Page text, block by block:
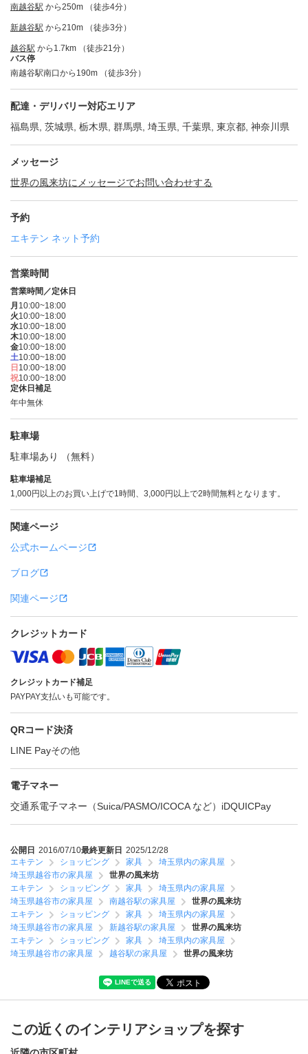
南越谷駅 から250m （徒歩4分）
新越谷駅 から210m （徒歩3分）
越谷駅 から1.7km （徒歩21分）
バス停
南越谷駅南口から190m （徒歩3分）
配達・デリバリー対応エリア
福島県, 茨城県, 栃木県, 群馬県, 埼玉県, 千葉県, 東京都, 神奈川県
メッセージ
世界の風来坊にメッセージでお問い合わせする
予約
エキテン ネット予約
営業時間
営業時間／定休日
月 10:00~18:00
火10:00~18:00
水10:00~18:00
木10:00~18:00
金10:00~18:00
土10:00~18:00
日 10:00~18:00
祝10:00~18:00
定休日補足
年中無休
駐車場
駐車場あり （無料）
駐車場補足
1,000円以上のお買い上げで1時間、3,000円以上で2時間無料となります。
関連ページ
公式ホームページ
ブログ
関連ページ
クレジットカード
クレジットカード補足
PAYPAY支払いも可能です。
QRコード決済
LINE Payその他
電子マネー
交通系電子マネー（Suica/PASMO/ICOCA など） iDQUICPay
公開日 2016/07/10最終更新日 2025/12/28
エキテン
ショッピング 家具
埼玉県内の家具屋
埼玉県越谷市の家具屋
世界の風来坊
エキテン
ショッピング 家具
埼玉県内の家具屋
埼玉県越谷市の家具屋
南越谷駅の家具屋
世界の風来坊
エキテン
ショッピング 家具
埼玉県内の家具屋
埼玉県越谷市の家具屋
新越谷駅の家具屋
世界の風来坊
エキテン
ショッピング 家具
埼玉県内の家具屋
埼玉県越谷市の家具屋
越谷駅の家具屋 世界の風来坊
この近くのインテリアショップを探す